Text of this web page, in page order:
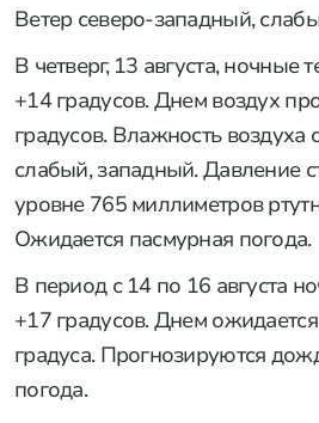
Ветер северо-западный,
В четверг, 13 августа, ночные
+14 градусов. Днем воздух
градусов. Влажность воздуха
слабый, западный. Давление
уровне 765 миллиметров
Ожидается пасмурная погода.
В период с 14 по 16 августа
+17 градусов. Днем
градуса. Прогнозируются
погода.